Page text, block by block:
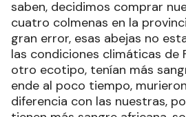
saben, decidimos comprar
cuatro colmenas en la
gran error, esas abejas no
las condiciones climáticas de
otro ecotipo, tenían más
ende al poco tiempo,
diferencia con las nuestras,